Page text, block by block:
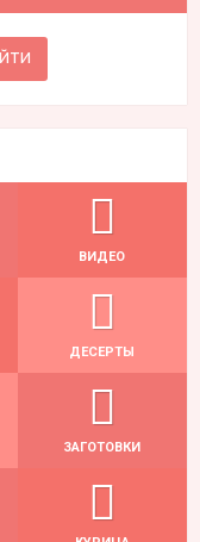
ВИДЕО
ДЕСЕРТЫ
ЗАГОТОВКИ